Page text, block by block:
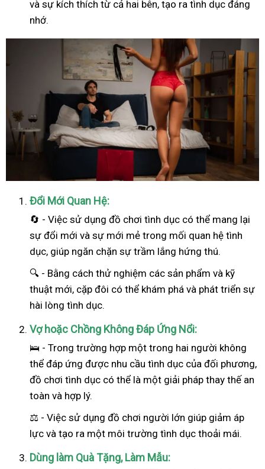
và sự kích thích từ cả hai bên, tạo ra tình dục đáng
nhớ.
Đổi Mới Quan Hệ:
🔄 - Việc sử dụng đồ chơi tình dục có thể mang lại
sự đổi mới và sự mới mẻ trong mối quan hệ tình
dục, giúp ngăn chặn sự trầm lắng hứng thú.
🔍 - Bằng cách thử nghiệm các sản phẩm và kỹ
thuật mới, cặp đôi có thể khám phá và phát triển sự
hài lòng tình dục.
Vợ hoặc Chồng Không Đáp Ứng Nổi:
🛌 - Trong trường hợp một trong hai người không
thể đáp ứng được nhu cầu tình dục của đối phương,
đồ chơi tình dục có thể là một giải pháp thay thế an
toàn và hợp lý.
⚖️ - Việc sử dụng đồ chơi người lớn giúp giảm áp
lực và tạo ra một môi trường tình dục thoải mái.
Dùng làm Quà Tặng, Làm Mẫu: